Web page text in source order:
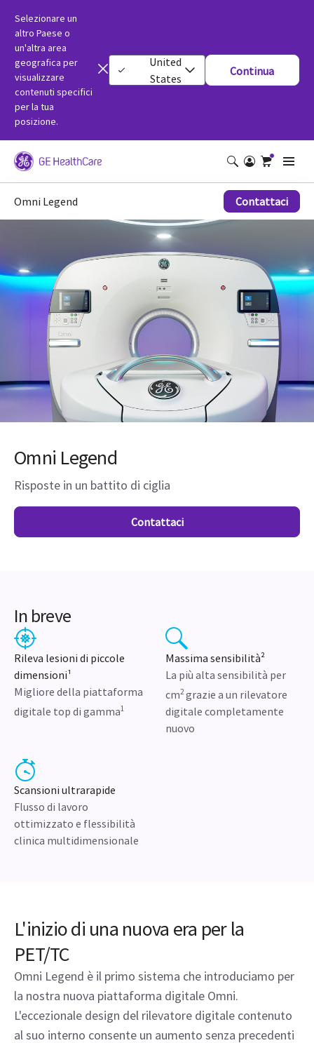
Selezionare un
altro Paese o
un'altra area
geografica per
visualizzare
contenuti specifici
per la tua
posizione.
United
States
Continua
Omni Legend Contattaci
Omni Legend
Risposte in un battito di ciglia
Contattaci
In breve
Rileva lesioni di piccole
dimensioni¹
Migliore della piattaforma
digitale top di gamma1
Massima sensibilità²
La più alta sensibilità per
cm2grazie a un rilevatore
digitale completamente
nuovo
Scansioni ultrarapide
Flusso di lavoro
ottimizzato e flessibilità
clinica multidimensionale
L'inizio di una nuova era per la
PET/TC
Omni Legend è il primo sistema che introduciamo per
la nostra nuova piattaforma digitale Omni.
L'eccezionale design del rilevatore digitale contenuto
al suo interno consente un aumento senza precedenti